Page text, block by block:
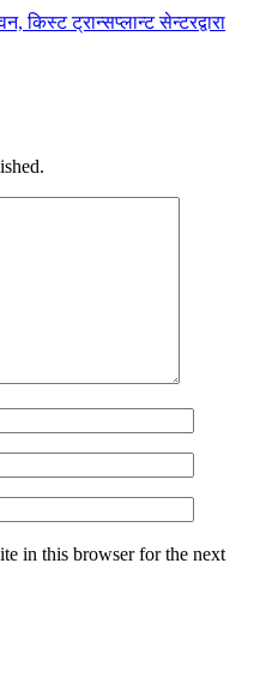
किस्ट ट्रान्सप्लान्ट सेन्टरद्वारा
in this browser for the next